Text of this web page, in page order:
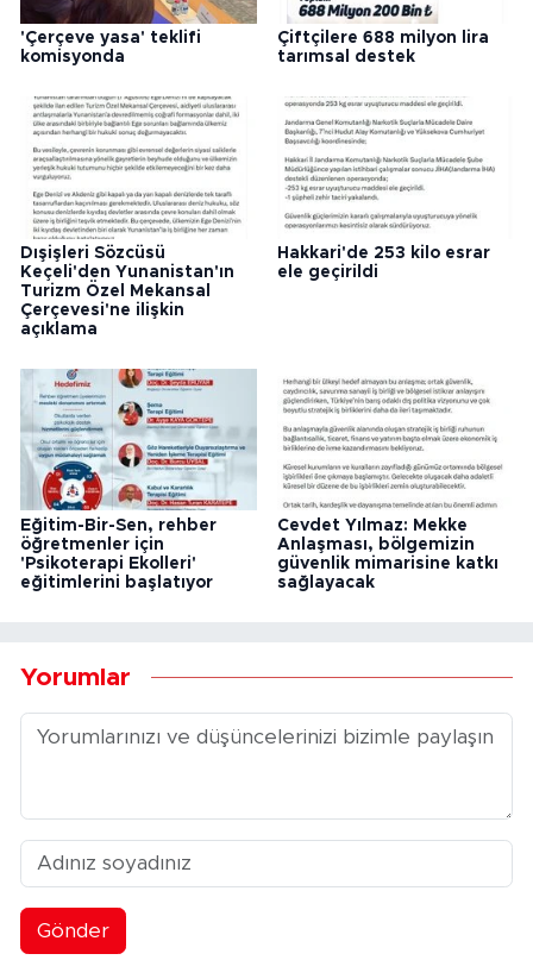
'Çerçeve yasa' teklifi
komisyonda
Çiftçilere 688 milyon lira
tarımsal destek
Dışişleri Sözcüsü
Keçeli'den Yunanistan'ın
Turizm Özel Mekansal
Çerçevesi'ne ilişkin
açıklama
Hakkari'de 253 kilo esrar
ele geçirildi
Eğitim-Bir-Sen, rehber
öğretmenler için
'Psikoterapi Ekolleri'
eğitimlerini başlatıyor
Cevdet Yılmaz: Mekke
Anlaşması, bölgemizin
güvenlik mimarisine katkı
sağlayacak
Yorumlar
Gönder